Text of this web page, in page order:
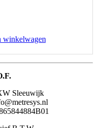
winkelwagen
Sleeuwijk